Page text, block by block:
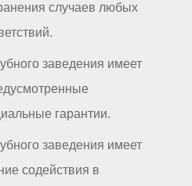
случаев любых
заведения имеет
гарантии.
заведения имеет
содействия в